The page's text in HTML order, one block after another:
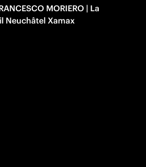
MORIERO | La
Neuchâtel Xamax